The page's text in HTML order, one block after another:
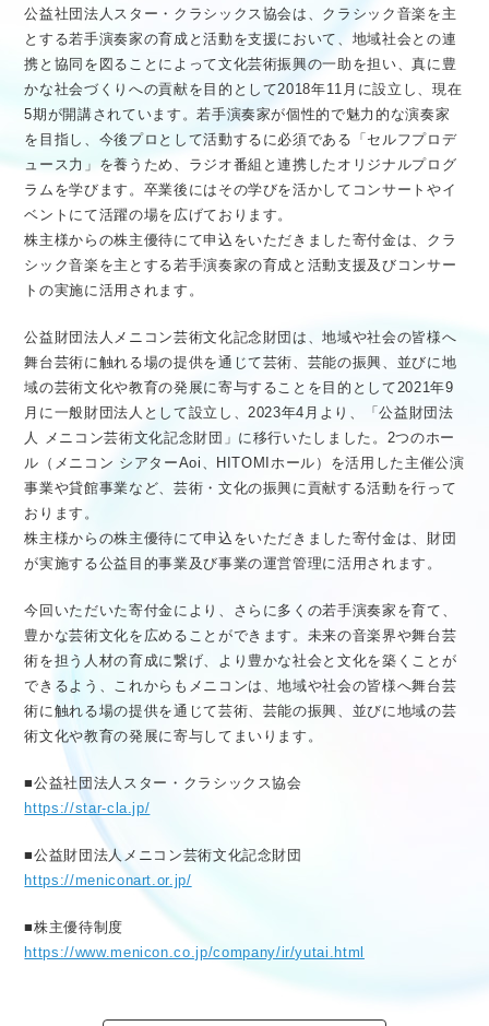
公益社団法人スター・クラシックス協会は、クラシック音楽を主
とする若手演奏家の育成と活動を支援において、地域社会との連
携と協同を図ることによって文化芸術振興の一助を担い、真に豊
かな社会づくりへの貢献を目的として2018年11月に設立し、現在
5期が開講されています。若手演奏家が個性的で魅力的な演奏家
を目指し、今後プロとして活動するに必須である「セルフプロデ
ュース力」を養うため、ラジオ番組と連携したオリジナルプログ
ラムを学びます。卒業後にはその学びを活かしてコンサートやイ
ベントにて活躍の場を広げております。
株主様からの株主優待にて申込をいただきました寄付金は、クラ
シック音楽を主とする若手演奏家の育成と活動支援及びコンサー
トの実施に活用されます。
公益財団法人メニコン芸術文化記念財団は、地域や社会の皆様へ
舞台芸術に触れる場の提供を通じて芸術、芸能の振興、並びに地
域の芸術文化や教育の発展に寄与することを目的として2021年9
月に一般財団法人として設立し、2023年4月より、「公益財団法
人 メニコン芸術文化記念財団」に移行いたしました。2つのホー
ル（メニコン シアターAoi、HITOMIホール）を活用した主催公演
事業や貸館事業など、芸術・文化の振興に貢献する活動を行って
おります。
株主様からの株主優待にて申込をいただきました寄付金は、財団
が実施する公益目的事業及び事業の運営管理に活用されます。
今回いただいた寄付金により、さらに多くの若手演奏家を育て、
豊かな芸術文化を広めることができます。未来の音楽界や舞台芸
術を担う人材の育成に繋げ、より豊かな社会と文化を築くことが
できるよう、これからもメニコンは、地域や社会の皆様へ舞台芸
術に触れる場の提供を通じて芸術、芸能の振興、並びに地域の芸
術文化や教育の発展に寄与してまいります。
■公益社団法人スター・クラシックス協会
https://star-cla.jp/
■公益財団法人メニコン芸術文化記念財団
https://meniconart.or.jp/
■株主優待制度
https://www.menicon.co.jp/company/ir/yutai.html